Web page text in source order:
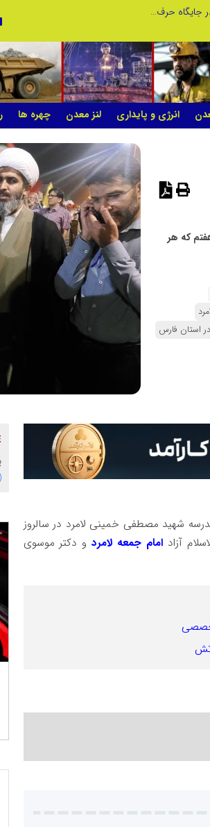
چیستی طراشعر از نگاه امین افضل‌پور؛ چگونه یک شاعر ایرانی با انقلاب در جایگاه حرف، شعر را از متن خطی به میدان ادراک بصری تبدیل کرد؟
انرژی و پایداری لنز معدن چهره ها
که هر
استان فارس
شهید مصطفی خمینی لامرد در سالروز
امام جمعه لامردو دکتر موسوی